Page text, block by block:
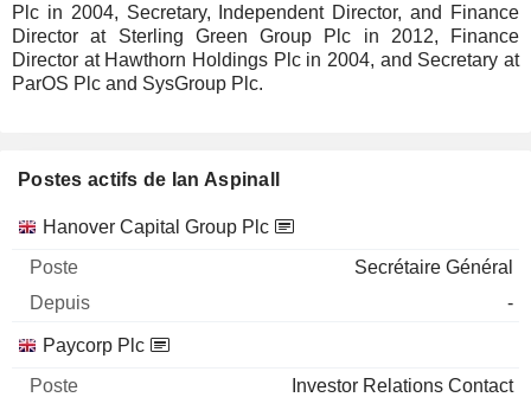
Plc in 2004, Secretary, Independent Director, and Finance
Director at Sterling Green Group Plc in 2012, Finance
Director at Hawthorn Holdings Plc in 2004, and Secretary at
ParOS Plc and SysGroup Plc.
Postes actifs de Ian Aspinall
Sociétés Poste Début
Hanover Capital Group Plc
Secrétaire Général
-
Paycorp Plc
Investor Relations Contact